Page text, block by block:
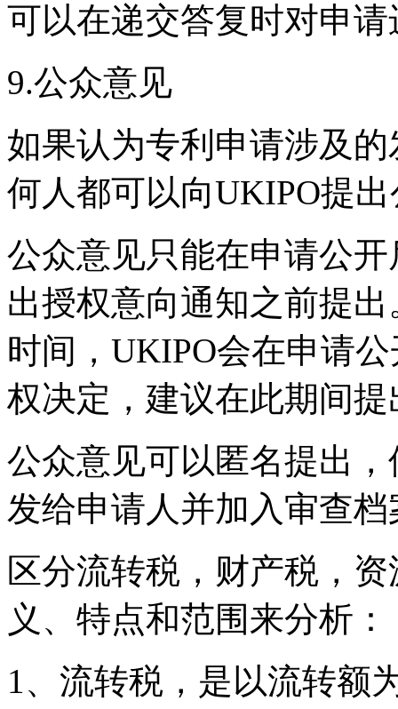
可以在递交答复时对申
9.公众意见
如果认为专利申请涉及
何人都可以向UKIPO提
公众意见只能在申请公
出授权意向通知之前提
时间，UKIPO会在申请
权决定，建议在此期间
公众意见可以匿名提出
发给申请人并加入审查
区分流转税，财产税，
义、特点和范围来分析：
1、流转税，是以流转额